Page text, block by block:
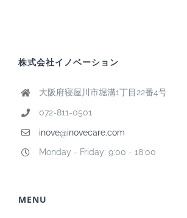
株式会社イノベーション
大阪府寝屋川市堀溝1丁目22番4号
072-811-0501
inove@inovecare.com
Monday - Friday: 9:00 - 18:00
MENU